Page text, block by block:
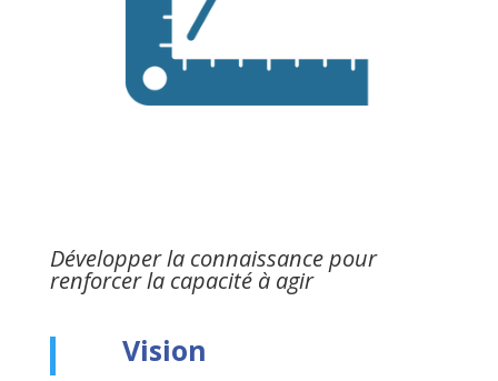
Développer la connaissance pour
renforcer la capacité à agir
Vision